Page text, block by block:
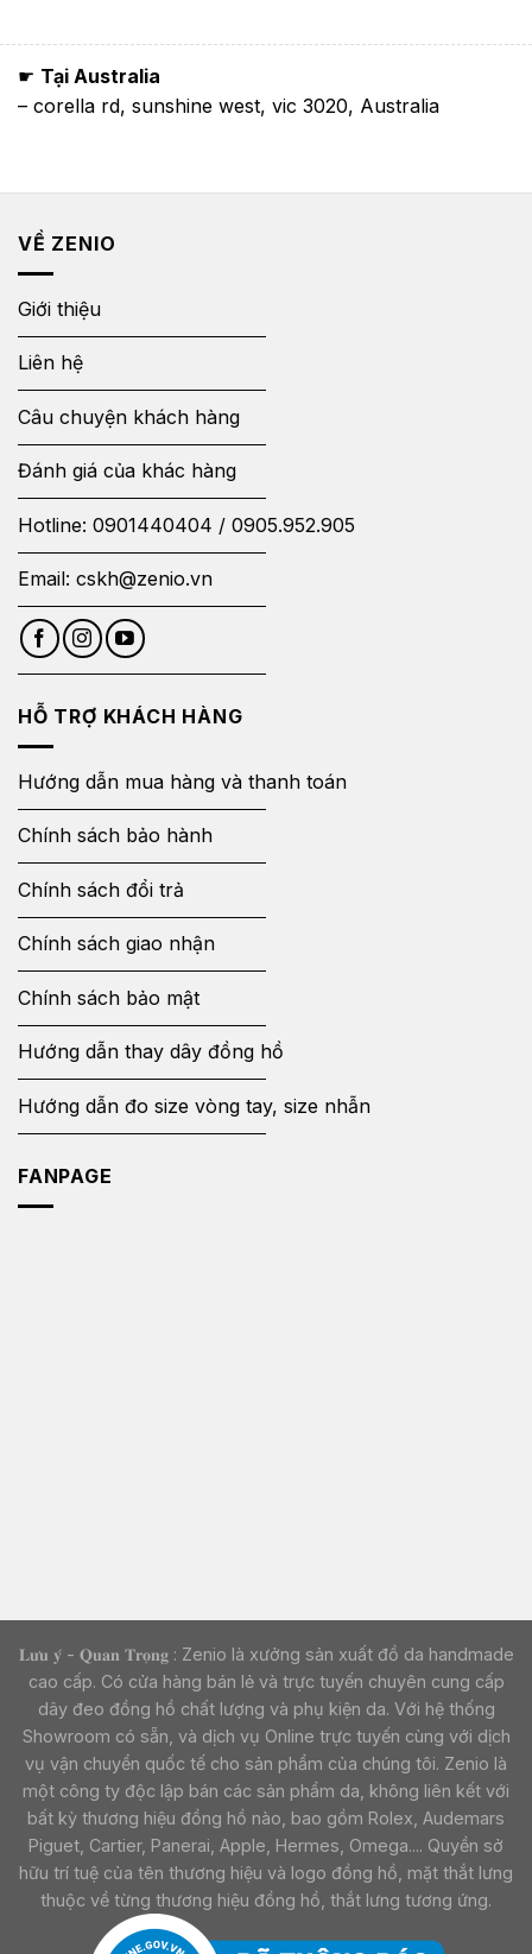
☛ Tại Australia
– corella rd, sunshine west, vic 3020, Australia
VỀ ZENIO
Giới thiệu
Liên hệ
Câu chuyện khách hàng
Đánh giá của khác hàng
Hotline: 0901440404 / 0905.952.905
Email: cskh@zenio.vn
HỖ TRỢ KHÁCH HÀNG
Hướng dẫn mua hàng và thanh toán
Chính sách bảo hành
Chính sách đổi trả
Chính sách giao nhận
Chính sách bảo mật
Hướng dẫn thay dây đồng hồ
Hướng dẫn đo size vòng tay, size nhẫn
FANPAGE
𝐋𝐮̛𝐮 𝐲́ - 𝐐𝐮𝐚𝐧 𝐓𝐫𝐨̣𝐧𝐠 : Zenio là xưởng sản xuất đồ da handmade
cao cấp. Có cửa hàng bán lẻ và trực tuyến chuyên cung cấp
dây đeo đồng hồ chất lượng và phụ kiện da. Với hệ thống
Showroom có sẵn, và dịch vụ Online trực tuyến cùng với dịch
vụ vận chuyển quốc tế cho sản phẩm của chúng tôi. Zenio là
một công ty độc lập bán các sản phẩm da, không liên kết với
bất kỳ thương hiệu đồng hồ nào, bao gồm Rolex, Audemars
Piguet, Cartier, Panerai, Apple, Hermes, Omega.... Quyền sở
hữu trí tuệ của tên thương hiệu và logo đồng hồ, mặt thắt lưng
thuộc về từng thương hiệu đồng hồ, thắt lưng tương ứng.